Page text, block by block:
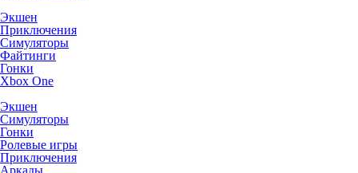
Экшен
Приключения
Симуляторы
Файтинги
Гонки
Xbox One
Экшен
Симуляторы
Гонки
Ролевые игры
Приключения
Аркады